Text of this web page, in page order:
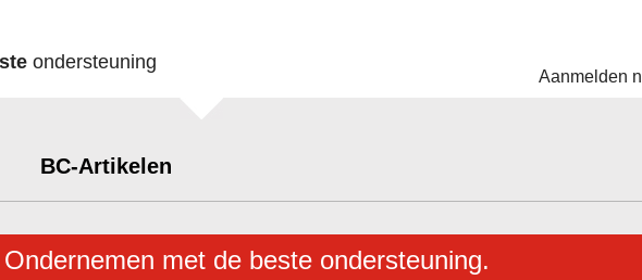
ondersteuning
Aanmelden
BC-Artikelen
Ondernemen met de beste ondersteuning.